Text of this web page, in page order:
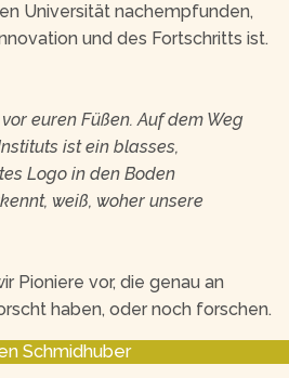
Universität nachempfunden,
und des Fortschritts ist.
euren Füßen. Auf dem Weg
ist ein blasses,
Logo in den Boden
weiß, woher unsere
Pioniere vor, die genau an
haben, oder noch forschen.
Schmidhuber